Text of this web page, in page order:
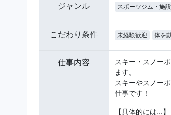
ジャンル スポーツジム・施設
こだわり条件 未経験歓迎 体を
仕事内容
スキー・スノー
ます。
スキーやスノー
仕事です！
【具体的には…】